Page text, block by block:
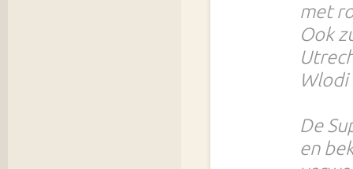
met
Ook
De
en